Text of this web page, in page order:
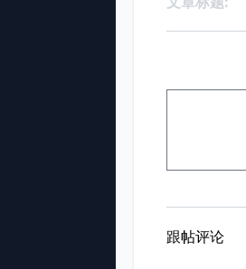
跟帖评论